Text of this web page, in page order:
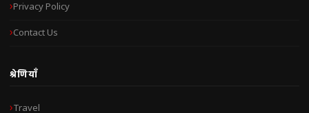
Privacy Policy
Contact Us
श्रेणियाँ
Travel